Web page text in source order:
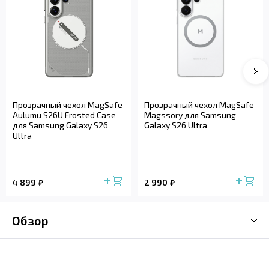
Прозрачный чехол MagSafe
Aulumu S26U Frosted Case
для Samsung Galaxy S26
Ultra
4 899
Прозрачный чехол MagSafe
Magssory для Samsung
Galaxy S26 Ultra
2 990
Обзор